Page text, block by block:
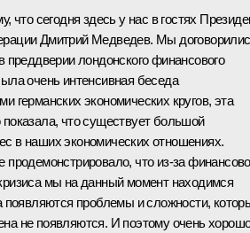
что сегодня здесь у нас в гостях
Дмитрий Медведев. Мы
преддверии лондонского финансового
очень интенсивная беседа
германских экономических кругов, эта
что существует большой
в наших экономических отношениях.
продемонстрировало, что из‑за
мы на данный момент находимся
появляются проблемы и сложности,
не появляются. И поэтому очень